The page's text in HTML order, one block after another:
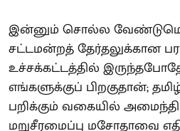
இன்னும் சொல்ல
சட்டமன்றத் தேர்தலுக்கான
உச்சக்கட்டத்தில்
எங்களுக்குப் பிறகுதான்;
பறிக்கும் வகையில்
மறுசீரமைப்பு மசோதாவை